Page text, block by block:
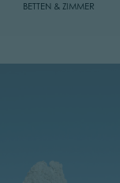
BETTEN & ZIMMER